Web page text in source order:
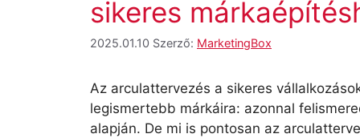
sikeres
2025.01.10 Szerző: MarketingBox
Az arculattervezés a sikeres
legismertebb márkáira: azonnal
alapján. De mi is pontosan az